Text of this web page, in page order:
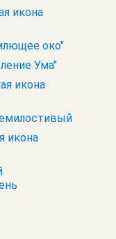
икона
око"
Ума"
икона
икона